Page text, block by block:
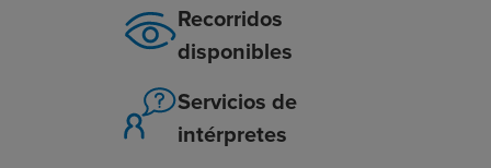
Recorridos
disponibles
Servicios de
intérpretes